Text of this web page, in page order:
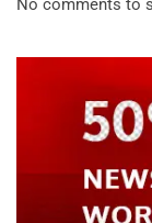
No comments to